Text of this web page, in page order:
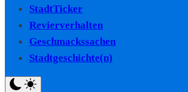
StadtTicker
Revierverhalten
Geschmackssachen
Stadtgeschichte(n)